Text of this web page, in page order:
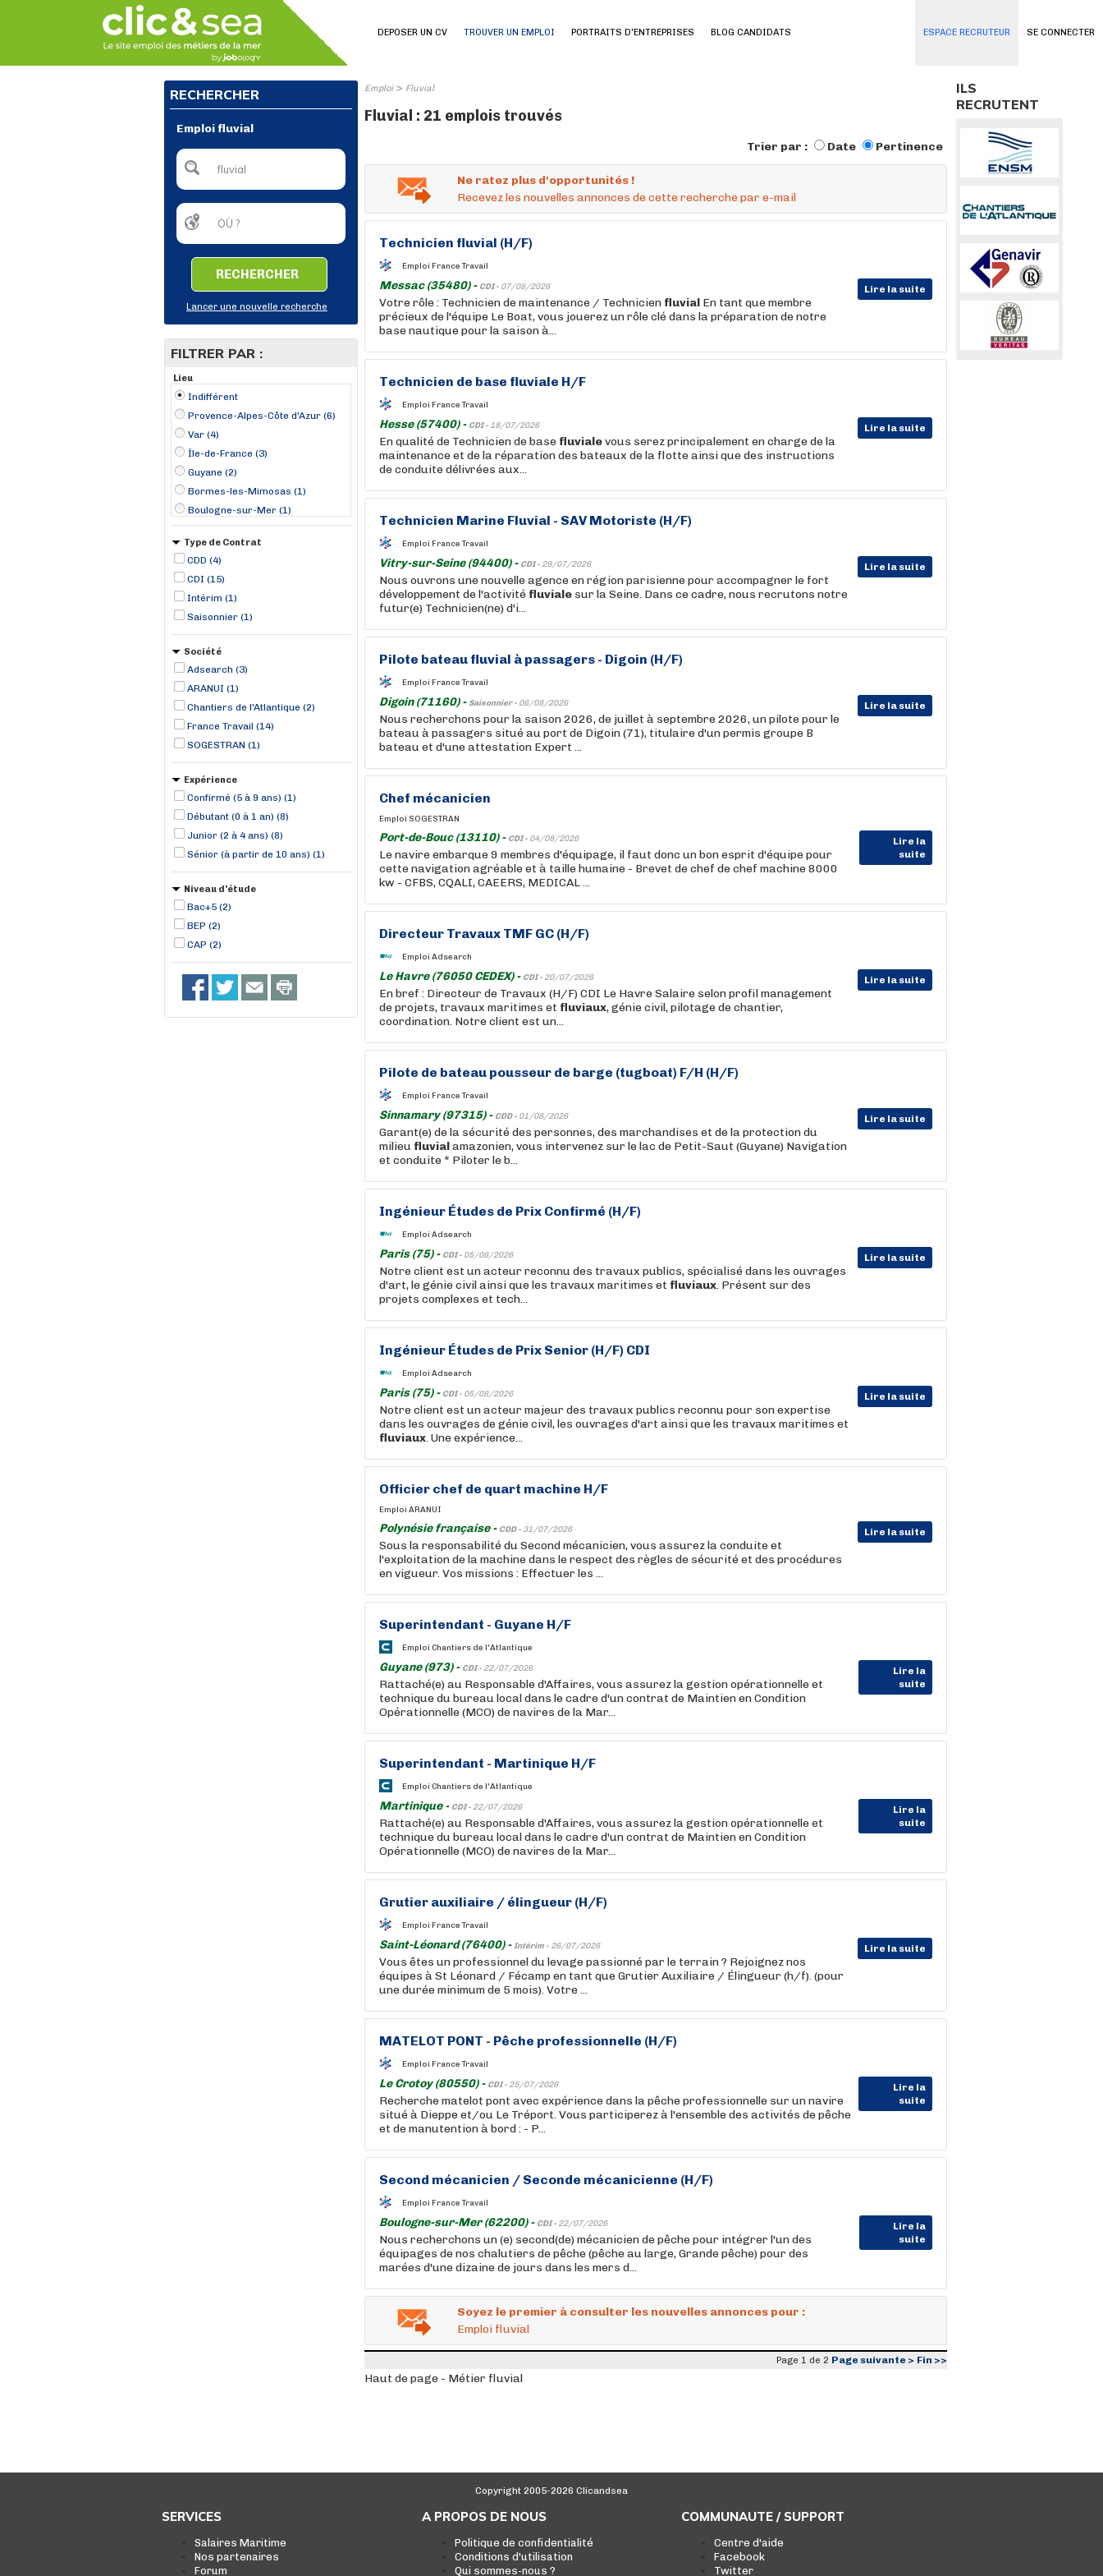
SE CONNECTER
DEPOSER UN CV TROUVER UN EMPLOI PORTRAITS D'ENTREPRISES BLOG CANDIDATS ESPACE RECRUTEUR
RECHERCHER
Emploi fluvial
RECHERCHER
Lancer une nouvelle recherche
FILTRER PAR :
Lieu
Indifférent
Provence-Alpes-Côte d'Azur (6)
Var (4)
Île-de-France (3)
Guyane (2)
Bormes-les-Mimosas (1)
Boulogne-sur-Mer (1)
Digoin (1)
Giffaumont-Champaubert (1)
Hesse (1)
La Seyne-sur-Mer (1)
Le Cannet (1)
Le Crotoy (1)
Type de Contrat
CDD (4)
CDI (15)
Intérim (1)
Saisonnier (1)
Société
Adsearch (3)
ARANUI (1)
Chantiers de l'Atlantique (2)
France Travail (14)
SOGESTRAN (1)
Expérience
Confirmé (5 à 9 ans) (1)
Débutant (0 à 1 an) (8)
Junior (2 à 4 ans) (8)
Sénior (à partir de 10 ans) (1)
Niveau d'étude
Bac+5 (2)
BEP (2)
CAP (2)
Emploi> Fluvial
Fluvial : 21 emplois trouvés
Trier par : Date Pertinence
Ne ratez plus d'opportunités !
Recevez les nouvelles annonces de cette recherche par e-mail
Technicien fluvial (H/F)
Emploi France Travail
Messac (35480) - CDI - 07/08/2026 Lire la suite
Votre rôle : Technicien de maintenance / Technicien fluvial En tant que membre
précieux de l'équipe Le Boat, vous jouerez un rôle clé dans la préparation de notre
base nautique pour la saison à...
Technicien de base fluviale H/F
Emploi France Travail
Hesse (57400) - CDI - 18/07/2026 Lire la suite
En qualité de Technicien de base fluvialevous serez principalement en charge de la
maintenance et de la réparation des bateaux de la flotte ainsi que des instructions
de conduite délivrées aux...
Technicien Marine Fluvial - SAV Motoriste (H/F)
Emploi France Travail
Vitry-sur-Seine (94400) - CDI - 29/07/2026 Lire la suite
Nous ouvrons une nouvelle agence en région parisienne pour accompagner le fort
développement de l'activité fluviale sur la Seine. Dans ce cadre, nous recrutons notre
futur(e) Technicien(ne) d'i...
Pilote bateau fluvial à passagers - Digoin (H/F)
Emploi France Travail
Digoin (71160) - Saisonnier - 06/08/2026 Lire la suite
Nous recherchons pour la saison 2026, de juillet à septembre 2026, un pilote pour le
bateau à passagers situé au port de Digoin (71), titulaire d'un permis groupe B
bateau et d'une attestation Expert ...
Chef mécanicien
Emploi SOGESTRAN
Port-de-Bouc (13110) - CDI - 04/08/2026
Lire la
suite
Le navire embarque 9 membres d'équipage, il faut donc un bon esprit d'équipe pour
cette navigation agréable et à taille humaine - Brevet de chef de chef machine 8000
kw - CFBS, CQALI, CAEERS, MEDICAL ...
Directeur Travaux TMF GC (H/F)
Emploi Adsearch
Le Havre (76050 CEDEX) - CDI - 20/07/2026 Lire la suite
En bref : Directeur de Travaux (H/F) CDI Le Havre Salaire selon profil management
de projets, travaux maritimes et fluviaux, génie civil, pilotage de chantier,
coordination. Notre client est un...
Pilote de bateau pousseur de barge (tugboat) F/H (H/F)
Emploi France Travail
Sinnamary (97315) - CDD - 01/08/2026 Lire la suite
Garant(e) de la sécurité des personnes, des marchandises et de la protection du
milieu fluvialamazonien, vous intervenez sur le lac de Petit-Saut (Guyane) Navigation
et conduite * Piloter le b...
Ingénieur Études de Prix Confirmé (H/F)
Emploi Adsearch
Paris (75) - CDI - 05/08/2026 Lire la suite
Notre client est un acteur reconnu des travaux publics, spécialisé dans les ouvrages
d'art, le génie civil ainsi que les travaux maritimes et fluviaux. Présent sur des
projets complexes et tech...
Ingénieur Études de Prix Senior (H/F) CDI
Emploi Adsearch
Paris (75) - CDI - 05/08/2026 Lire la suite
Notre client est un acteur majeur des travaux publics reconnu pour son expertise
dans les ouvrages de génie civil, les ouvrages d'art ainsi que les travaux maritimes et
fluviaux. Une expérience...
Officier chef de quart machine H/F
Emploi ARANUI
Polynésie française - CDD - 31/07/2026 Lire la suite
Sous la responsabilité du Second mécanicien, vous assurez la conduite et
l'exploitation de la machine dans le respect des règles de sécurité et des procédures
en vigueur. Vos missions : Effectuer les ...
Superintendant - Guyane H/F
Emploi Chantiers de l'Atlantique
Guyane (973) - CDI - 22/07/2026
Lire la
suite
Rattaché(e) au Responsable d'Affaires, vous assurez la gestion opérationnelle et
technique du bureau local dans le cadre d'un contrat de Maintien en Condition
Opérationnelle (MCO) de navires de la Mar...
Superintendant - Martinique H/F
Emploi Chantiers de l'Atlantique
Martinique - CDI - 22/07/2026
Lire la
suite
Rattaché(e) au Responsable d'Affaires, vous assurez la gestion opérationnelle et
technique du bureau local dans le cadre d'un contrat de Maintien en Condition
Opérationnelle (MCO) de navires de la Mar...
Grutier auxiliaire / élingueur (H/F)
Emploi France Travail
Saint-Léonard (76400) -Intérim - 26/07/2026 Lire la suite
Vous êtes un professionnel du levage passionné par le terrain ? Rejoignez nos
équipes à St Léonard / Fécamp en tant que Grutier Auxiliaire / Élingueur (h/f). (pour
une durée minimum de 5 mois). Votre ...
MATELOT PONT - Pêche professionnelle (H/F)
Emploi France Travail
Le Crotoy (80550) - CDI - 25/07/2026
Lire la
suite
Recherche matelot pont avec expérience dans la pêche professionnelle sur un navire
situé à Dieppe et/ou Le Tréport. Vous participerez à l'ensemble des activités de pêche
et de manutention à bord : - P...
Second mécanicien / Seconde mécanicienne (H/F)
Emploi France Travail
Boulogne-sur-Mer (62200) - CDI - 22/07/2026
Lire la
suite
Nous recherchons un (e) second(de) mécanicien de pêche pour intégrer l'un des
équipages de nos chalutiers de pêche (pêche au large, Grande pêche) pour des
marées d'une dizaine de jours dans les mers d...
Soyez le premier à consulter les nouvelles annonces pour :
Emploi fluvial
Page 1 de 2 Page suivante > Fin >>
Haut de page - Métier fluvial
ILS
RECRUTENT
Copyright 2005-2026 Clicandsea
SERVICES
Salaires Maritime
Nos partenaires
Forum
A PROPOS DE NOUS
Politique de confidentialité
Conditions d'utilisation
Qui sommes-nous ?
COMMUNAUTE / SUPPORT
Centre d'aide
Facebook
Twitter